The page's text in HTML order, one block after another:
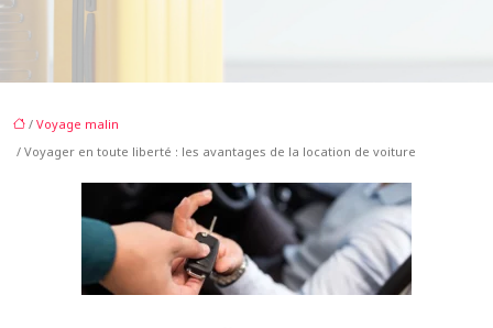
/ Voyage malin
/ Voyager en toute liberté : les avantages de la location de voiture